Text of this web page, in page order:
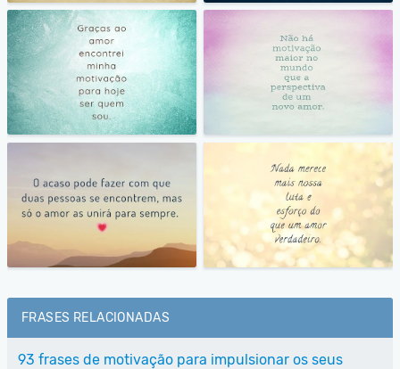
FRASES RELACIONADAS
93 frases de motivação para impulsionar os seus